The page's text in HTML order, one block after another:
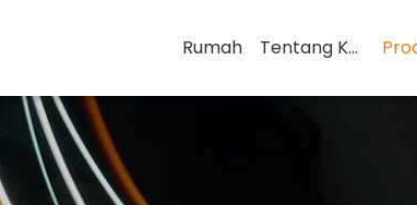
Rumah Tentang Kami